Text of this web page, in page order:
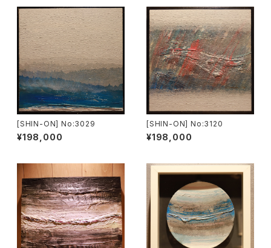
[SHIN-ON] No:3029
¥198,000
[SHIN-ON] No:3120
¥198,000